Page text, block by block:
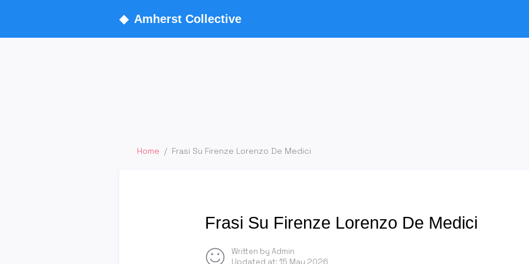
◆ Amherst Collective
Home / Frasi Su Firenze Lorenzo De Medici
Frasi Su Firenze Lorenzo De Medici
Written by Admin
Updated at: 15 May 2026